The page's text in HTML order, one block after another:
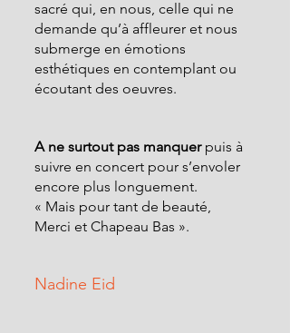
sacré qui, en nous, celle qui ne
demande qu’à affleurer et nous
submerge en émotions
esthétiques en contemplant ou
écoutant des oeuvres.
A ne surtout pas manquer puis à
suivre en concert pour s’envoler
encore plus longuement.
« Mais pour tant de beauté,
Merci et Chapeau Bas ».
Nadine Eid